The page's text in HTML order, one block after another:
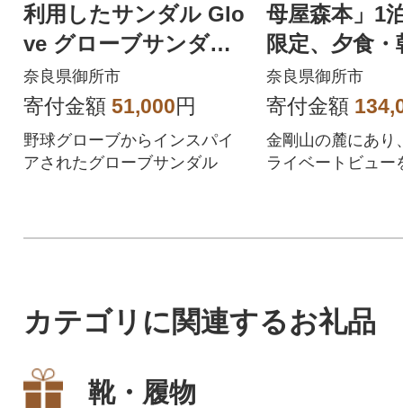
利用したサンダル Glo
ve グローブサンダル
(ディープオレンジ)LL
【御所市】
奈良県御所市
寄付金額 51,000円
野球グローブからインスパイ
アされたグローブサンダル
母屋森本」1
限定、夕食・
き、お土産(
様券
奈良県御所市
寄付金額
金剛山の麓にあり
ライベートビュー
カテゴリに関連するお礼品
靴・履物